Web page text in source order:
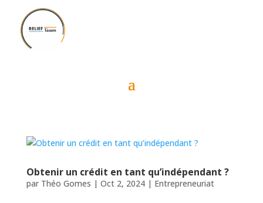
Obtenir un crédit en tant qu’indépendant ?
par Théo Gomes | Oct 2, 2024| Entrepreneuriat